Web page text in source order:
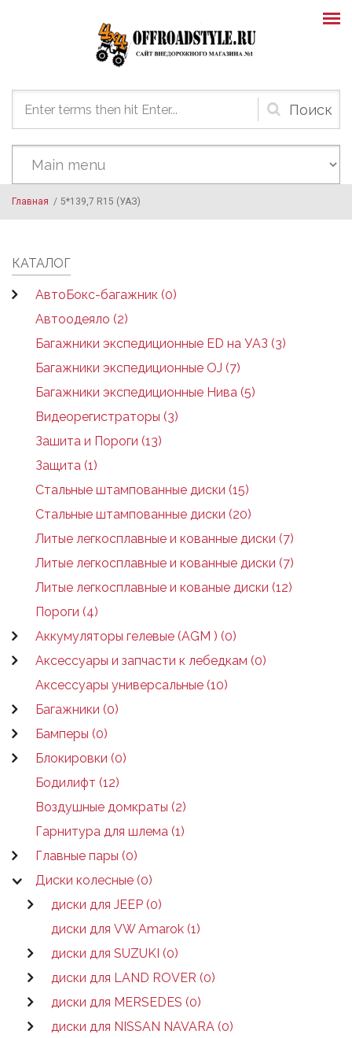
Форма
поиска
Главная / 5*139,7 R15 (УАЗ)
КАТАЛОГ
АвтоБокс-багажник (0)
Автоодеяло (2)
Багажники экспедиционные ED на УАЗ (3)
Багажники экспедиционные OJ (7)
Багажники экспедиционные Нива (5)
Видеорегистраторы (3)
Зашита и Пороги (13)
Защита (1)
Стальные штампованные диски (15)
Стальные штампованные диски (20)
Литые легкосплавные и кованные диски (7)
Литые легкосплавные и кованные диски (7)
Литые легкосплавные и кованые диски (12)
Пороги (4)
Аккумуляторы гелевые (AGM ) (0)
Аксессуары и запчасти к лебедкам (0)
Аксессуары универсальные (10)
Багажники (0)
Бамперы (0)
Блокировки (0)
Бодилифт (12)
Воздушные домкраты (2)
Гарнитура для шлема (1)
Главные пары (0)
Диски колесные (0)
диски для JEEP (0)
диски для VW Amarok (1)
диски для SUZUKI (0)
диски для LAND ROVER (0)
диски для MERSEDES (0)
диски для NISSAN NAVARA (0)